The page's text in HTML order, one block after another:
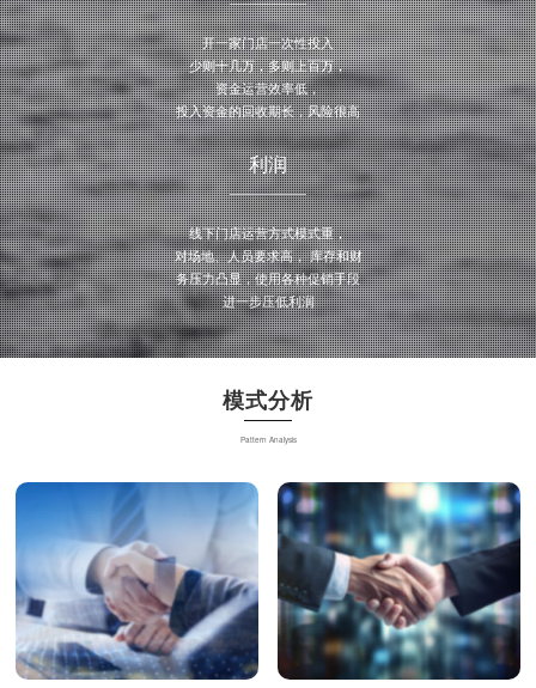
开一家门店一次性投入
少则十几万，多则上百万，
资金运营效率低，
投入资金的回收期长，风险很高
利润
线下门店运营方式模式重，
对场地、人员要求高， 库存和财
务压力凸显，使用各种促销手段
进一步压低利润
模式分析
Pattern Analysis